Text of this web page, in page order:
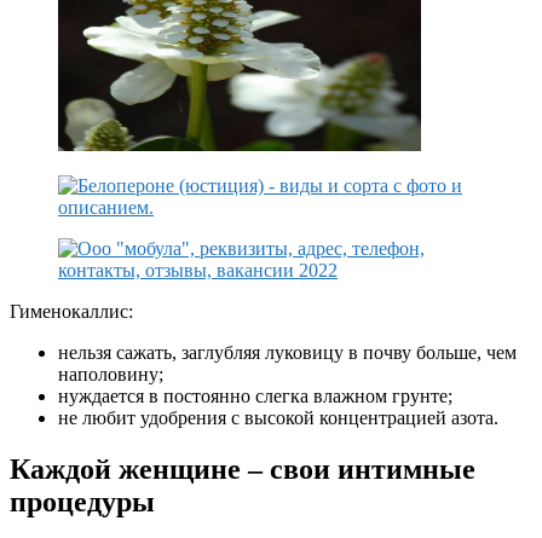
Гименокаллис:
нельзя сажать, заглубляя луковицу в почву больше, чем
наполовину;
нуждается в постоянно слегка влажном грунте;
не любит удобрения с высокой концентрацией азота.
Каждой женщине – свои интимные
процедуры